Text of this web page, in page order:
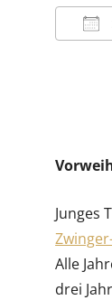
Junges
Alle
drei